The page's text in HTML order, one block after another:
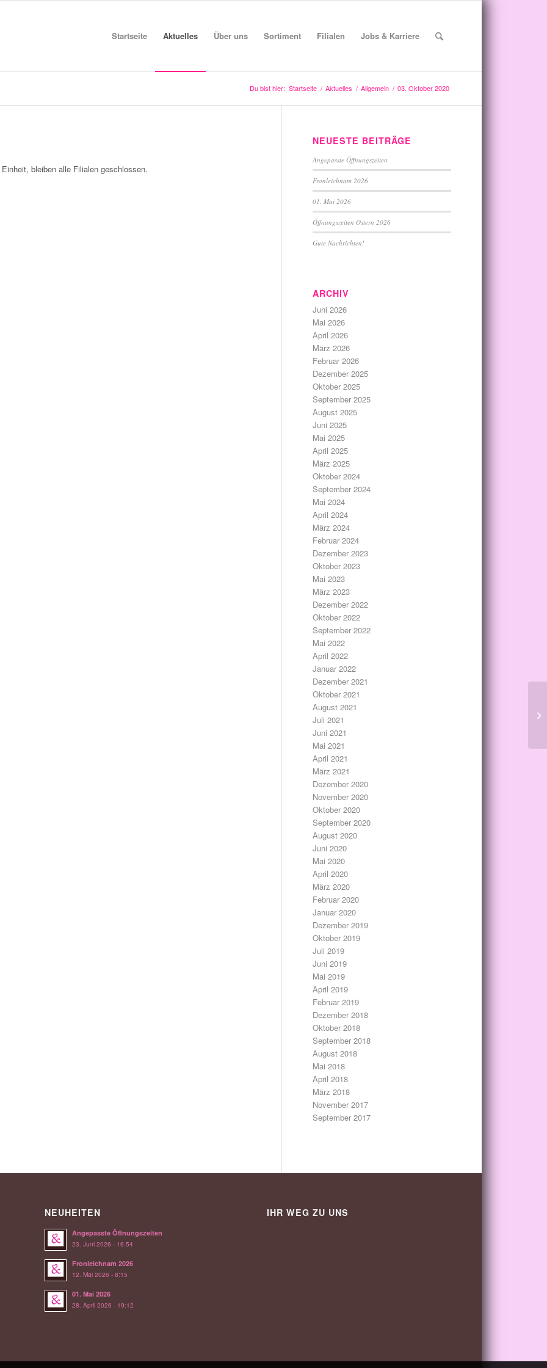
Startseite Aktuelles Über uns Sortiment Filialen Jobs & Karriere
Du bist hier: Startseite / Aktuelles / Allgemein / 03. Oktober 2020
bleiben alle Filialen geschlossen.
NEUESTE BEITRÄGE
Angepasste Öffnungszeiten
Fronleichnam 2026
01. Mai 2026
Öffnungszeiten Ostern 2026
Gute Nachrichten!
ARCHIV
Juni 2026
Mai 2026
April 2026
März 2026
Februar 2026
Dezember 2025
Oktober 2025
September 2025
August 2025
Juni 2025
Mai 2025
April 2025
März 2025
Oktober 2024
September 2024
Mai 2024
April 2024
März 2024
Februar 2024
Dezember 2023
Oktober 2023
Mai 2023
März 2023
Dezember 2022
Oktober 2022
September 2022
Mai 2022
April 2022
Januar 2022
Dezember 2021
Oktober 2021
August 2021
Juli 2021
Juni 2021
Mai 2021
April 2021
März 2021
Dezember 2020
November 2020
Oktober 2020
September 2020
August 2020
Juni 2020
Mai 2020
April 2020
März 2020
Februar 2020
Januar 2020
Dezember 2019
Oktober 2019
Juli 2019
Juni 2019
Mai 2019
April 2019
Februar 2019
Dezember 2018
Oktober 2018
September 2018
August 2018
Mai 2018
April 2018
März 2018
November 2017
September 2017
NEUHEITEN
Angepasste Öffnungszeiten
23. Juni 2026 - 16:54
Fronleichnam 2026
12. Mai 2026 - 8:15
01. Mai 2026
28. April 2026 - 19:12
IHR WEG ZU UNS